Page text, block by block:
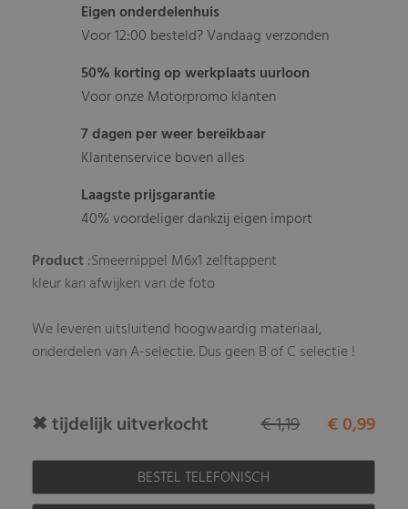
Eigen onderdelenhuis
Voor 12:00 besteld? Vandaag verzonden
50% korting op werkplaats uurloon
Voor onze Motorpromo klanten
7 dagen per weer bereikbaar
Klantenservice boven alles
Laagste prijsgarantie
40% voordeliger dankzij eigen import
Product:Smeernippel M6x1 zelftappent
kleur kan afwijken van de foto
We leveren uitsluitend hoogwaardig materiaal,
onderdelen van A-selectie. Dus geen B of C selectie !
✖ tijdelijk uitverkocht € 0,99
€ 1,19
BESTEL TELEFONISCH